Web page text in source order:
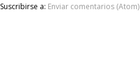
Suscribirse a: Enviar comentarios (Atom)